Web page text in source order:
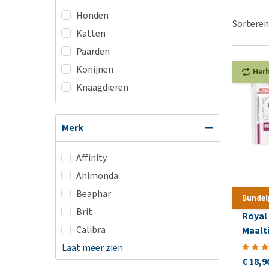
Biologisch
Vegan
Bekijk alles
Puppy apotheek
Bekijk alles
Honden
Katten
Paarden
Konijnen
Knaagdieren
Merk
Affinity
Animonda
Beaphar
Brit
Calibra
Laat meer zien
Royal
€